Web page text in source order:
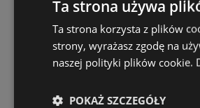
Ta strona używa
Ta strona korzysta z plików
strony, wyrażasz zgodę na
naszej polityki plików cookie.
POKAŻ SZCZEGÓŁY